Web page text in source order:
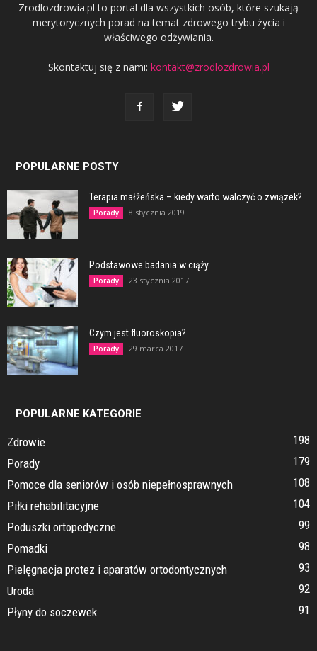
Zrodlozdrowia.pl to portal dla wszystkich osób, które szukają
merytorycznych porad na temat zdrowego trybu życia i
właściwego odżywiania.
Skontaktuj się z nami: kontakt@zrodlozdrowia.pl
POPULARNE POSTY
Terapia małżeńska – kiedy warto walczyć o związek?
Porady 8 stycznia 2019
Podstawowe badania w ciąży
Porady 23 stycznia 2017
Czym jest fluoroskopia?
Porady 29 marca 2017
POPULARNE KATEGORIE
Zdrowie
198
Porady
179
Pomoce dla seniorów i osób niepełnosprawnych
108
Piłki rehabilitacyjne
104
Poduszki ortopedyczne
99
Pomadki
98
Pielęgnacja protez i aparatów ortodontycznych
93
Uroda
92
Płyny do soczewek
91